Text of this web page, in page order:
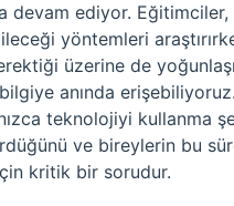
devam ediyor.
yöntemleri
üzerine de
anında
teknolojiyi kullanma
ve bireylerin bu
kritik bir sorudur.